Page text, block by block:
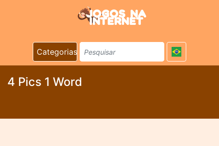
Categorias
4 Pics 1 Word